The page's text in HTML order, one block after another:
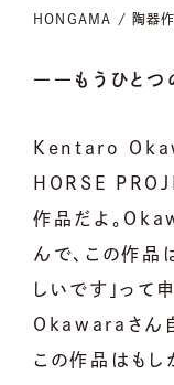
HONGAMA / 陶器
――もうひとつ
Kentaro
HORSE
作品だよ。
んで、この作品
しいです」って
Okawaraさん
この作品はもし